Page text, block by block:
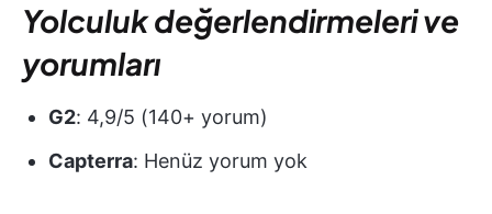
Yolculuk değerlendirmeleri ve
yorumları
G2: 4,9/5 (140+ yorum)
Capterra: Henüz yorum yok